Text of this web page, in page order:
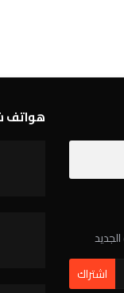
هواتف